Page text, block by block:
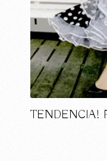
TENDENCIA!